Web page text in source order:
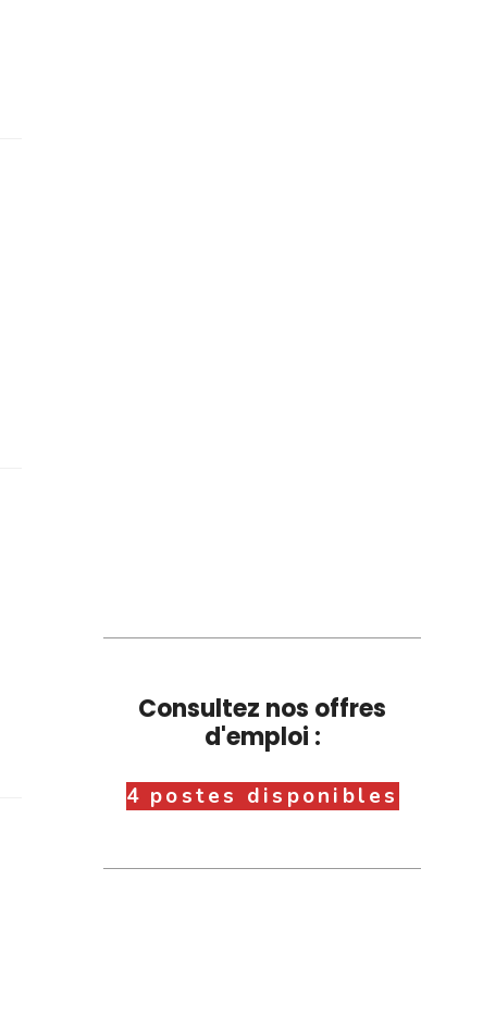
Consultez nos offres
d'emploi :
4 postes disponibles